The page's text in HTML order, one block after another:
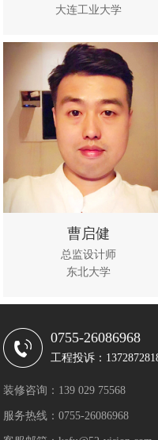
大连工业大学
立即咨
询
查看作
品
曹启健
总监设计师
东北大学
立即咨
询
查看作
品
0755-26086968
工程投诉：
装修咨询：139 029 75568
服务热线：0755-26086968